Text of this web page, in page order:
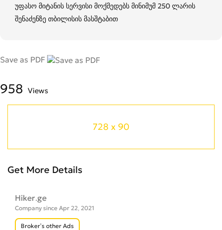
უფასო მიტანის სერვისი მოქმედებს მინიმუმ 250 ლარის
შენაძენზე თბილისის მასშტაბით
Save as PDF
958 Views
728 x 90
Get More Details
Hiker.ge
Company since Apr 22, 2021
Broker’s other Ads